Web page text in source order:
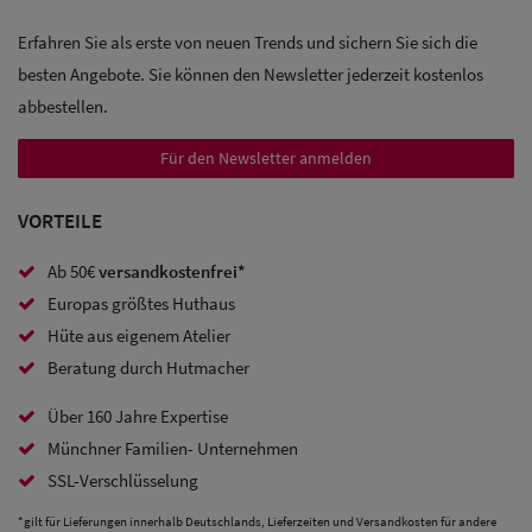
Erfahren Sie als erste von neuen Trends und sichern Sie sich die
besten Angebote. Sie können den Newsletter jederzeit kostenlos
abbestellen.
Für den Newsletter anmelden
VORTEILE
Ab 50€versandkostenfrei*
Europas größtes Huthaus
Hüte aus eigenem Atelier
Beratung durch Hutmacher
Über 160 Jahre Expertise
Münchner Familien- Unternehmen
SSL-Verschlüsselung
*gilt für Lieferungen innerhalb Deutschlands, Lieferzeiten und Versandkosten für andere